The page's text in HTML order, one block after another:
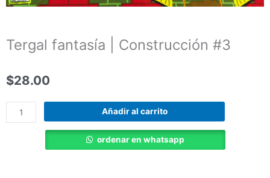
Tergal fantasía | Construcción #3
$28.00
Tergal
fantasía
Construcción
Añadir al carrito
ordenar en whatsapp